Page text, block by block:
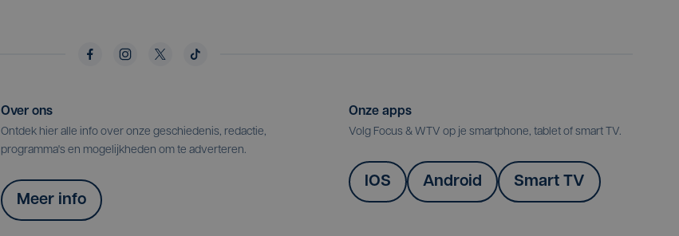
Over ons
Ontdek hier alle info over onze geschiedenis, redactie,
programma's en mogelijkheden om te adverteren.
Meer info
Onze apps
Volg Focus & WTV op je smartphone, tablet of smart TV.
IOS Android Smart TV